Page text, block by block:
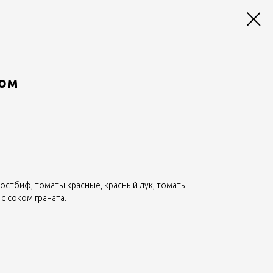
томаты красные, красный лук, томаты
соком граната.